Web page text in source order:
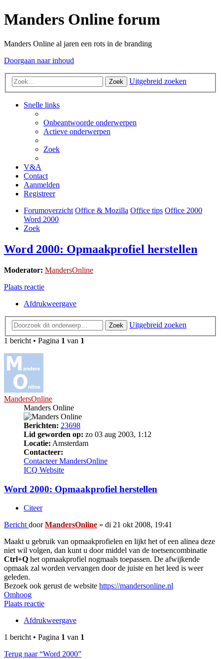
Manders Online forum
Manders Online al jaren een rots in de branding
Doorgaan naar inhoud
Zoek Uitgebreid zoeken
Snelle links
Onbeantwoorde onderwerpen
Actieve onderwerpen
Zoek
V&A
Contact
Aanmelden
Registreer
Forumoverzicht Office & Mozilla Office tips Office 2000
Word 2000
Zoek
Word 2000: Opmaakprofiel herstellen
Moderator: MandersOnline
Plaats reactie
Afdrukweergave
Zoek
Uitgebreid zoeken
1 bericht • Pagina 1 van 1
MandersOnline
Manders Online
Berichten: 23698
Lid geworden op: zo 03 aug 2003, 1:12
Locatie: Amsterdam
Contacteer:
Contacteer MandersOnline
ICQ Website
Word 2000: Opmaakprofiel herstellen
Citeer
Bericht doorMandersOnline » di 21 okt 2008, 19:41
Maakt u gebruik van opmaakprofielen en lijkt het of een alinea deze
niet wil volgen, dan kunt u door middel van de toetsencombinatie
Ctrl+Q het opmaakprofiel nogmaals toepassen. De afwijkende
opmaak zal worden vervangen door de juiste en het leed is weer
geleden.
Bezoek ook gerust de website https://mandersonline.nl
Omhoog
Plaats reactie
Afdrukweergave
1 bericht • Pagina 1 van 1
Terug naar “Word 2000”